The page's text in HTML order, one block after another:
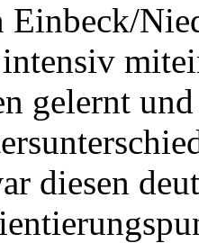
Einbeck/
gelernt
diesen